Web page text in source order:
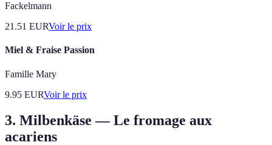
Fackelmann
21.51 EURVoir le prix
Miel & Fraise Passion
Famille Mary
9.95 EURVoir le prix
3. Milbenkäse — Le fromage aux
acariens